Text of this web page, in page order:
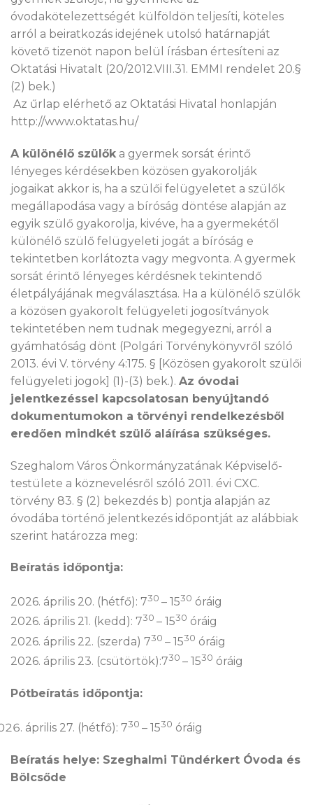
óvodakötelezettségét külföldön teljesíti, köteles
arról a beiratkozás idejének utolsó határnapját
követő tizenöt napon belül írásban értesíteni az
Oktatási Hivatalt (20/2012.VIII.31. EMMI rendelet 20.§
(2) bek.)
Az űrlap elérhető az Oktatási Hivatal honlapján
http://www.oktatas.hu/
A különélő szülők a gyermek sorsát érintő
lényeges kérdésekben közösen gyakorolják
jogaikat akkor is, ha a szülői felügyeletet a szülők
megállapodása vagy a bíróság döntése alapján az
egyik szülő gyakorolja, kivéve, ha a gyermekétől
különélő szülő felügyeleti jogát a bíróság e
tekintetben korlátozta vagy megvonta. A gyermek
sorsát érintő lényeges kérdésnek tekintendő
életpályájának megválasztása. Ha a különélő szülők
a közösen gyakorolt felügyeleti jogosítványok
tekintetében nem tudnak megegyezni, arról a
gyámhatóság dönt (Polgári Törvénykönyvről szóló
2013. évi V. törvény 4:175. § [Közösen gyakorolt szülői
felügyeleti jogok] (1)-(3) bek.). Az óvodai
jelentkezéssel kapcsolatosan benyújtandó
dokumentumokon a törvényi rendelkezésből
eredően mindkét szülő aláírása szükséges.
Szeghalom Város Önkormányzatának Képviselő-
testülete a köznevelésről szóló 2011. évi CXC.
törvény 83. § (2) bekezdés b) pontja alapján az
óvodába történő jelentkezés időpontját az alábbiak
szerint határozza meg:
Beíratás időpontja:
2026. április 20. (hétfő): 730 – 1530 óráig
2026. április 21. (kedd): 730 – 1530 óráig
2026. április 22. (szerda) 730 – 1530 óráig
2026. április 23. (csütörtök):730 – 1530 óráig
Pótbeíratás időpontja:
április 27. (hétfő): 730 – 1530 óráig
Beíratás helye: Szeghalmi Tündérkert Óvoda és
Bölcsőde